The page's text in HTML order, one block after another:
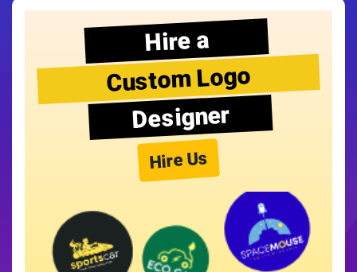
Hire a
Custom Logo
Designer
Hire Us